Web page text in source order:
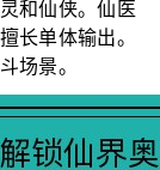
和仙侠。仙医
长单体输出。
场景。